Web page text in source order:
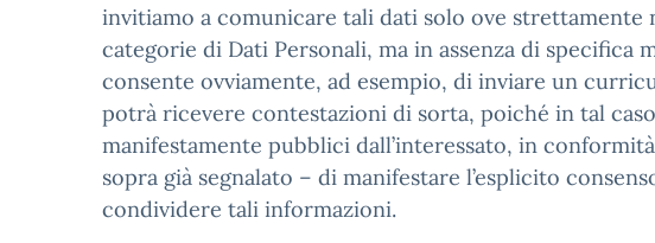
invitiamo a comunicare tali dati solo ove
categorie di Dati Personali, ma in assenza di
consente ovviamente, ad esempio, di inviare un
potrà ricevere contestazioni di sorta, poiché in tal
manifestamente pubblici dall’interessato, in
sopra già segnalato – di manifestare l’esplicito
condividere tali informazioni.